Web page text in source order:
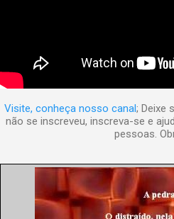
Visite, conheça nosso canal; Deixe
não se inscreveu, inscreva-se e
pessoas.